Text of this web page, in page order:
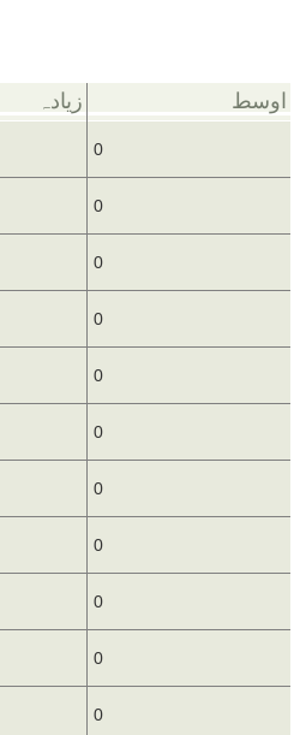
زیادہ اوسط
0
0
0
0
0
0
0
0
0
0
0